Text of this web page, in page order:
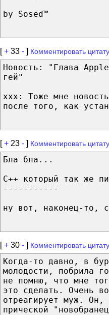
by Sosed­™
[+ 33 - ] Комментировать
Новость: "Глава
гей"
ххх: Тоже мне
после того, как
[+ 23 - ] Комментировать
Бла бла...
С++ который так же
-----------
ну вот, наконец-то,
[+ 30 - ] Комментировать
Когда-то давно, в
молодости, побрила
не помню, что мне
это сделать. Очень
отреагирует муж. Он,
прической